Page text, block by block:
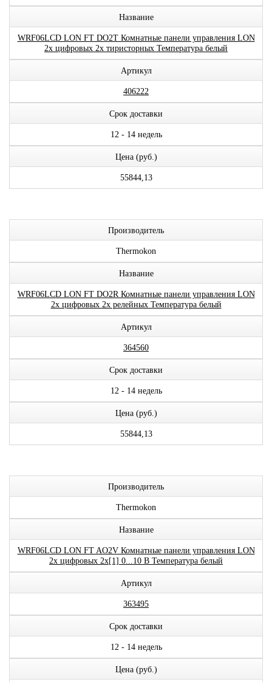
Название
WRF06LCD LON FT DO2T Комнатные панели управления LON
2x цифровых 2x тиристорных Температура белый
Артикул
406222
Срок доставки
12 - 14 недель
Цена (руб.)
55844,13
Производитель
Thermokon
Название
WRF06LCD LON FT DO2R Комнатные панели управления LON
2x цифровых 2x релейных Температура белый
Артикул
364560
Срок доставки
12 - 14 недель
Цена (руб.)
55844,13
Производитель
Thermokon
Название
WRF06LCD LON FT AO2V Комнатные панели управления LON
2x цифровых 2x[1] 0...10 В Температура белый
Артикул
363495
Срок доставки
12 - 14 недель
Цена (руб.)